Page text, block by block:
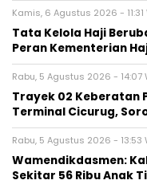
Kamis, 6 Agustus 2026 - 11:31
Tata Kelola Haji
Peran Kementerian
Rabu, 5 Agustus 2026 - 14:07
‎Trayek 02 Keberatan
Terminal Cicurug,
Rabu, 5 Agustus 2026 - 13:53
Wamendikdasmen:
Sekitar 56 Ribu Anak